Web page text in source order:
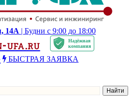
14А | Будни с 9:00 до 18:00
ufa.ru
Надёжная
компания
БЫСТРАЯ ЗАЯВКА